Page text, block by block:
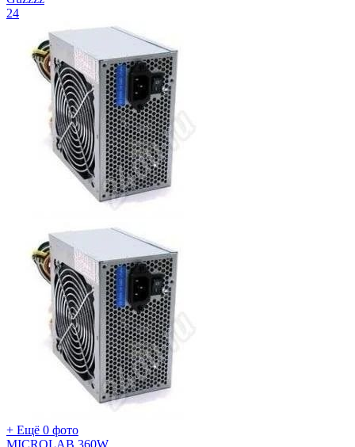
24
+ Ещё 0 фото
МICROLAB 360W